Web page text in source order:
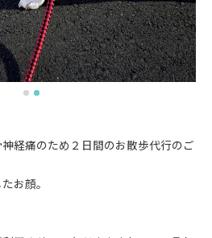
経痛のため２日間のお散歩代行のご
お顔。